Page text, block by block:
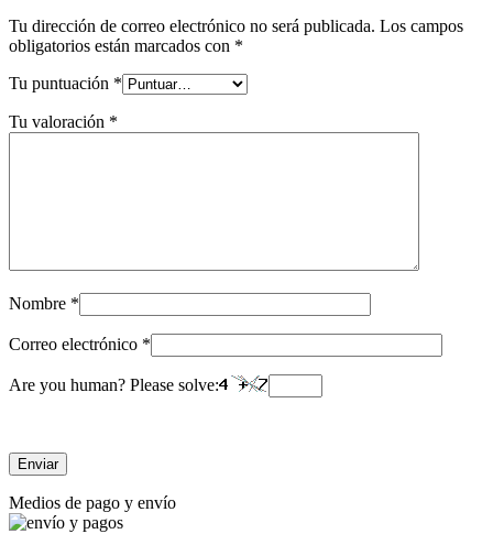
Tu dirección de correo electrónico no será publicada. Los campos
obligatorios están marcados con *
Tu puntuación *
Tu valoración *
Nombre *
Correo electrónico *
Are you human? Please solve:
Medios de pago y envío